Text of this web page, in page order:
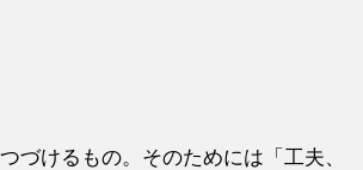
づけるもの。そのためには「工夫、